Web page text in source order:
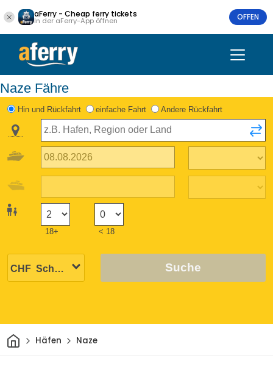
aFerry - Cheap ferry tickets
In der aFerry-App öffnen OFFEN
Naze Fähre
Hin und Rückfahrt einfache Fahrt Andere Rückfahrt
18+ < 18
Suche
HeimHäfen Naze